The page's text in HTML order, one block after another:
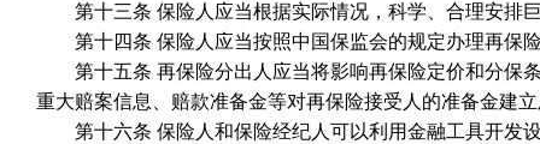
第十三条 保险人应当根据实际情况，科学、合理安排巨
第十四条 保险人应当按照中国保监会的规定办理再保
第十五条 再保险分出人应当将影响再保险定价和分保条
重大赔案信息、赔款准备金等对再保险接受人的准备金建
第十六条 保险人和保险经纪人可以利用金融工具开发